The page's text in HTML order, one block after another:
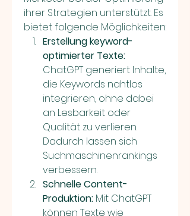
ihrer Strategien unterstützt. Es
bietet folgende Möglichkeiten:
Erstellung keyword-
optimierter Texte:
ChatGPT generiert Inhalte,
die Keywords nahtlos
integrieren, ohne dabei
an Lesbarkeit oder
Qualität zu verlieren.
Dadurch lassen sich
Suchmaschinenrankings
verbessern.
Schnelle Content-
Produktion: Mit ChatGPT
können Texte wie